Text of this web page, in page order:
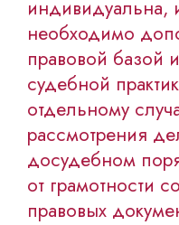
индивидуальна,
необходимо
правовой базой
судебной
отдельному
рассмотрения
досудебном
от грамотности
правовых